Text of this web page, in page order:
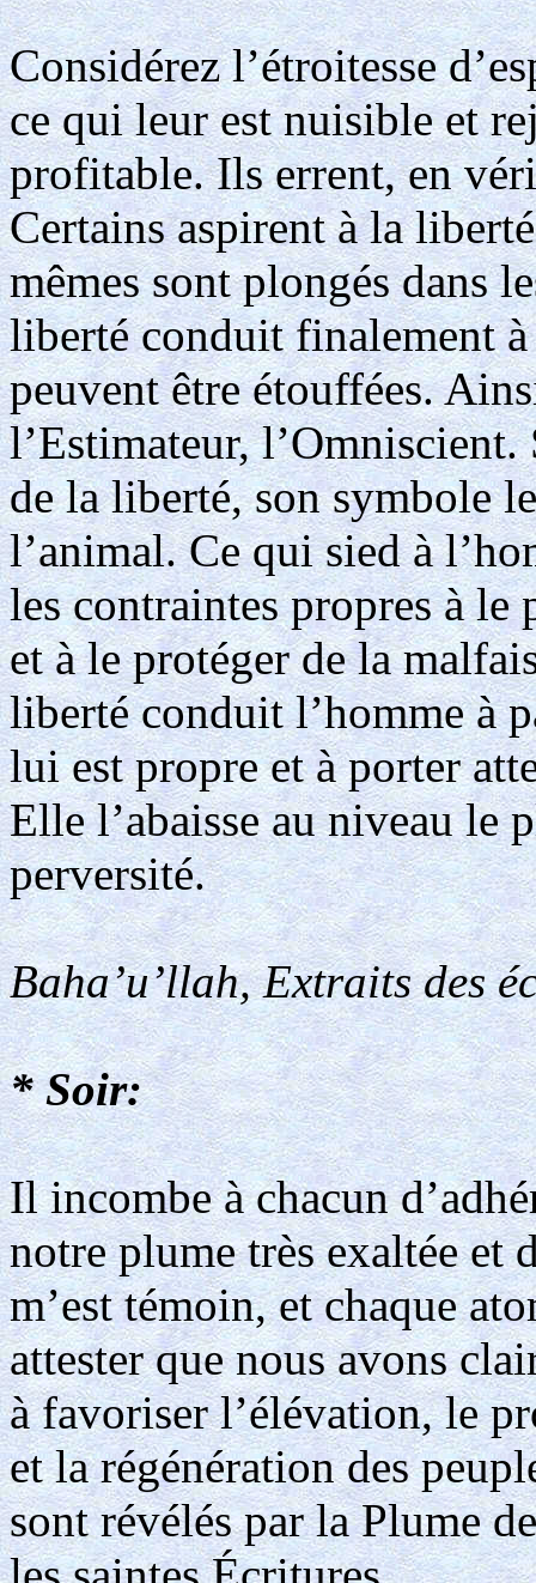
Considérez l’étroitesse
ce qui leur est nuisible et
profitable. Ils errent, en
Certains aspirent à la
mêmes sont plongés dans
liberté conduit finalement
peuvent être étouffées.
l’Estimateur,
de la liberté, son symbole
l’animal. Ce qui sied à
les contraintes propres à le
et à le protéger de la
liberté conduit l’homme à
lui est propre et à porter
Elle l’abaisse au niveau le
perversité.
Baha’u’llah, Extraits des
* Soir:
Il incombe à chacun
notre plume très exaltée et
m’est témoin, et chaque
attester que nous avons
à favoriser l’élévation, le
et la régénération des
sont révélés par la Plume